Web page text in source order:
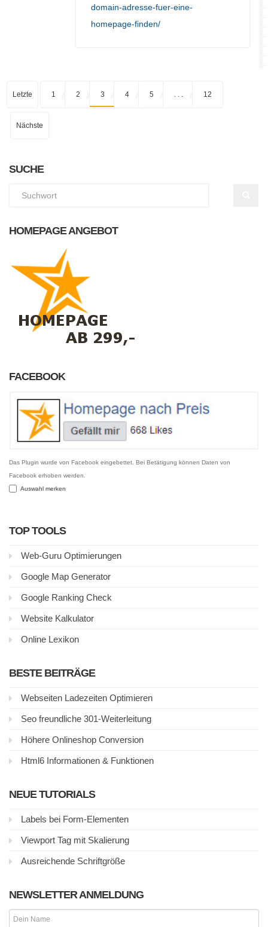
domain-adresse-fuer-eine-
homepage-finden/
Letzte 1 2 3 4 5 12
Nächste
SUCHE
HOMEPAGE ANGEBOT
FACEBOOK
Das Plugin wurde von Facebook eingebettet. Bei Betätigung können Daten von
Facebook erhoben werden.
Auswahl merken
TOP TOOLS
Web-Guru Optimierungen
Google Map Generator
Google Ranking Check
Website Kalkulator
Online Lexikon
BESTE BEITRÄGE
Webseiten Ladezeiten Optimieren
Seo freundliche 301-Weiterleitung
Höhere Onlineshop Conversion
Html6 Informationen & Funktionen
NEUE TUTORIALS
Labels bei Form-Elementen
Viewport Tag mit Skalierung
Ausreichende Schriftgröße
NEWSLETTER ANMELDUNG